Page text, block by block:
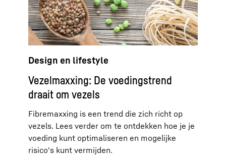
Design en lifestyle
Vezelmaxxing: De voedingstrend
draait om vezels
Fibremaxxing is een trend die zich richt op
vezels. Lees verder om te ontdekken hoe je je
voeding kunt optimaliseren en mogelijke
risico's kunt vermijden.